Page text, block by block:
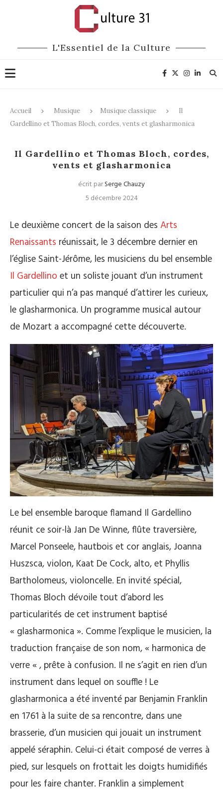
L'Essentiel de la Culture
Accueil Musique Musique classique
Il
Gardellino et Thomas Bloch, cordes, vents et glasharmonica
Il Gardellino et Thomas Bloch, cordes,
vents et glasharmonica
écrit parSerge Chauzy
5 décembre 2024
Le deuxième concert de la saison des Arts
Renaissants réunissait, le 3 décembre dernier en
l’église Saint-Jérôme, les musiciens du bel ensemble
Il Gardellino et un soliste jouant d’un instrument
particulier qui n’a pas manqué d’attirer les curieux,
le glasharmonica. Un programme musical autour
de Mozart a accompagné cette découverte.
Le bel ensemble baroque flamand Il Gardellino
réunit ce soir-là Jan De Winne, flûte traversière,
Marcel Ponseele, hautbois et cor anglais, Joanna
Huszsca, violon, Kaat De Cock, alto, et Phyllis
Bartholomeus, violoncelle. En invité spécial,
Thomas Bloch dévoile tout d’abord les
particularités de cet instrument baptisé
« glasharmonica ». Comme l’explique le musicien, la
traduction française de son nom, « harmonica de
verre « , prête à confusion. Il ne s’agit en rien d’un
instrument dans lequel on souffle ! Le
glasharmonica a été inventé par Benjamin Franklin
en 1761 à la suite de sa rencontre, dans une
brasserie, d’un musicien qui jouait un instrument
appelé séraphin. Celui-ci était composé de verres à
pied, sur lesquels on frottait les doigts humidifiés
pour les faire chanter. Franklin a simplement